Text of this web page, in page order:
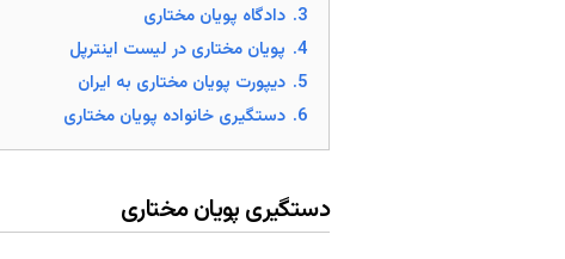
3. دادگاه پویان مختاری
4. پویان مختاری در لیست اینترپل
5. دیپورت پویان مختاری به ایران
6. دستگیری خانواده پویان مختاری
دستگیری پویان مختاری